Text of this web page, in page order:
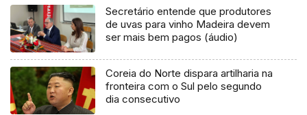
Secretário entende que produtores
de uvas para vinho Madeira devem
ser mais bem pagos (áudio)
Coreia do Norte dispara artilharia na
fronteira com o Sul pelo segundo
dia consecutivo